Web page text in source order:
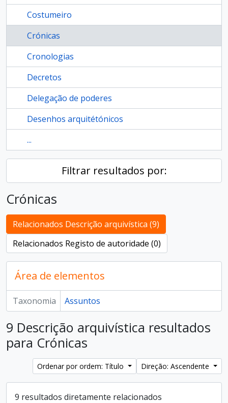
Costumeiro
Crónicas
Cronologias
Decretos
Delegação de poderes
Desenhos arquitétónicos
...
Filtrar resultados por:
Crónicas
Relacionados Descrição arquivística (9)
Relacionados Registo de autoridade (0)
Área de elementos
Taxonomia Assuntos
9 Descrição arquivística resultados
para Crónicas
Ordenar por ordem: Título Direção: Ascendente
9 resultados diretamente relacionados